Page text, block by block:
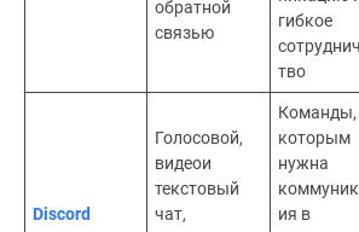
обратной
связью
гибкое
тво
Discord
Голосовой,
видеои
текстовый
чат,
Команды,
которым
нужна
ия в